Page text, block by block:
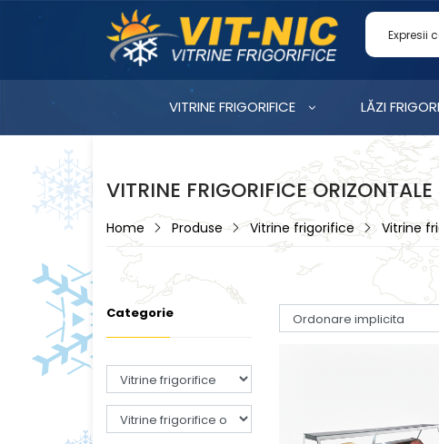
VITRINE FRIGORIFICE LĂZI
VITRINE FRIGORIFICE
Home Produse Vitrine frigorifice Vitrine
Categorie